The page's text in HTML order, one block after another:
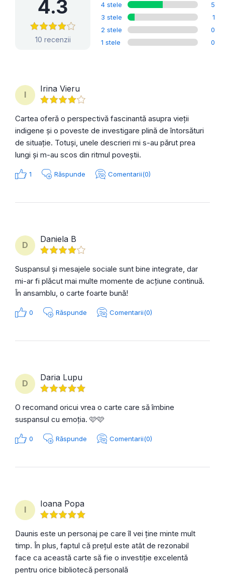
4.3
10 recenzii
4 stele
5
3 stele
1
2 stele
0
1 stele
0
I
Irina Vieru
Cartea oferă o perspectivă fascinantă asupra vieții
indigene și o poveste de investigare plină de întorsături
de situație. Totuși, unele descrieri mi s-au părut prea
lungi și m-au scos din ritmul poveștii.
1 Răspunde Comentarii(0)
D
Daniela B
Suspansul și mesajele sociale sunt bine integrate, dar
mi-ar fi plăcut mai multe momente de acțiune continuă.
În ansamblu, o carte foarte bună!
0 Răspunde Comentarii(0)
D
Daria Lupu
O recomand oricui vrea o carte care să îmbine
suspansul cu emoția. 🩷🩷
0 Răspunde Comentarii(0)
I
Ioana Popa
Daunis este un personaj pe care îl vei ține minte mult
timp. În plus, faptul că prețul este atât de rezonabil
face ca această carte să fie o investiție excelentă
pentru orice bibliotecă personală